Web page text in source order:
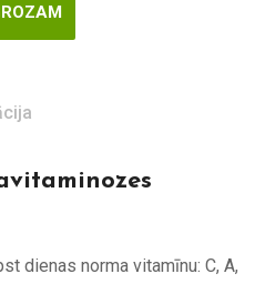
dienas norma vitamīnu: C, A,